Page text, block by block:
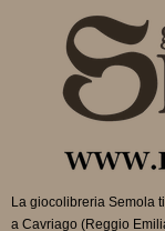
La giocolibreria Semola
a Cavriago (Reggio